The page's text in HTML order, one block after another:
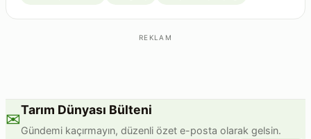
REKLAM
✉Tarım Dünyası Bülteni
Gündemi kaçırmayın, düzenli özet e-posta olarak gelsin.